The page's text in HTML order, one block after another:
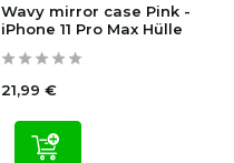
Wavy mirror case Pink -
iPhone 11 Pro Max Hülle
21,99 €